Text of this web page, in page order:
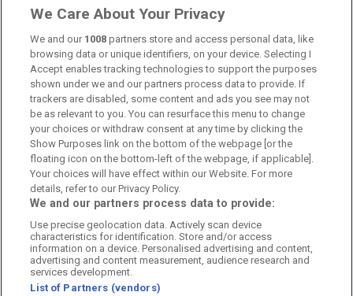
Om oss
Kontakta oss
Kundtjänst
Sponsor: Rekatochklart
Annonsera på Fotbolldirekt
Redaktionell policy
Personuppgiftspolicy
Cookiepolicy
Arkiv
We Care About Your Privacy
We and our 1008 partners store and access personal data, like
browsing data or unique identifiers, on your device. Selecting I
Accept enables tracking technologies to support the purposes
shown under we and our partners process data to provide. If
trackers are disabled, some content and ads you see may not
be as relevant to you. You can resurface this menu to change
your choices or withdraw consent at any time by clicking the
Show Purposes link on the bottom of the webpage [or the
floating icon on the bottom-left of the webpage, if applicable].
Your choices will have effect within our Website. For more
details, refer to our Privacy Policy.
We and our partners process data to provide:
Use precise geolocation data. Actively scan device
characteristics for identification. Store and/or access
information on a device. Personalised advertising and content,
advertising and content measurement, audience research and
services development.
List of Partners (vendors)